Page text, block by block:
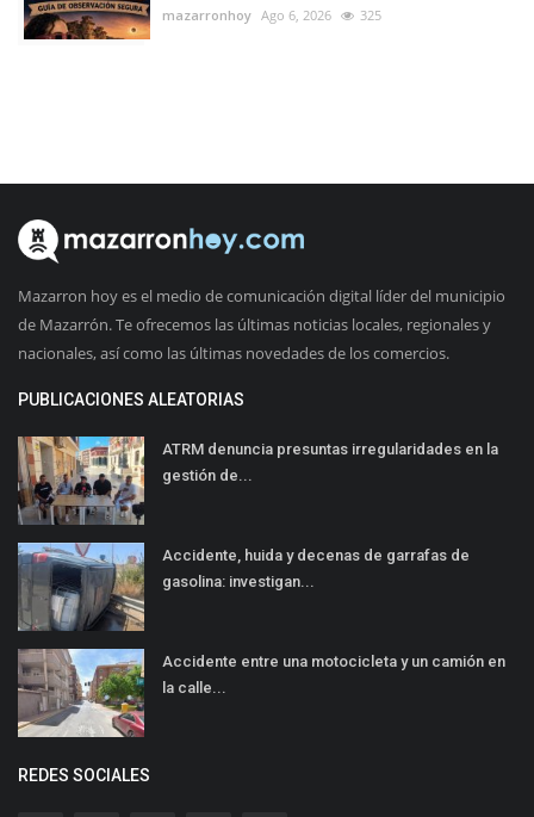
mazarronhoy Ago 6, 2026 325
Mazarron hoy es el medio de comunicación digital líder del municipio
de Mazarrón. Te ofrecemos las últimas noticias locales, regionales y
nacionales, así como las últimas novedades de los comercios.
PUBLICACIONES ALEATORIAS
ATRM denuncia presuntas irregularidades en la
gestión de...
Accidente, huida y decenas de garrafas de
gasolina: investigan...
Accidente entre una motocicleta y un camión en
la calle...
REDES SOCIALES